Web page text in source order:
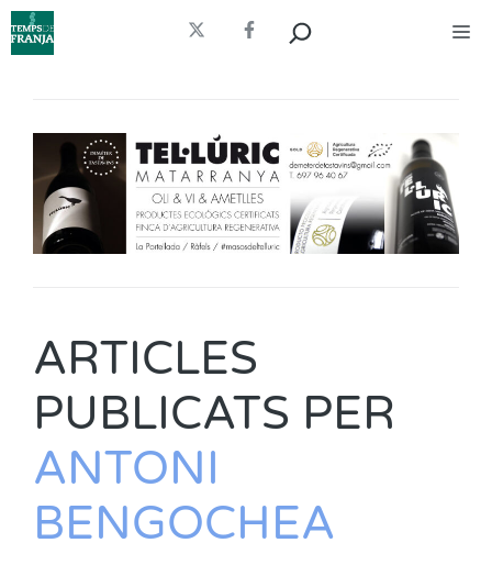
Vés
al
ARTICLES
PUBLICATS PER
ANTONI
BENGOCHEA